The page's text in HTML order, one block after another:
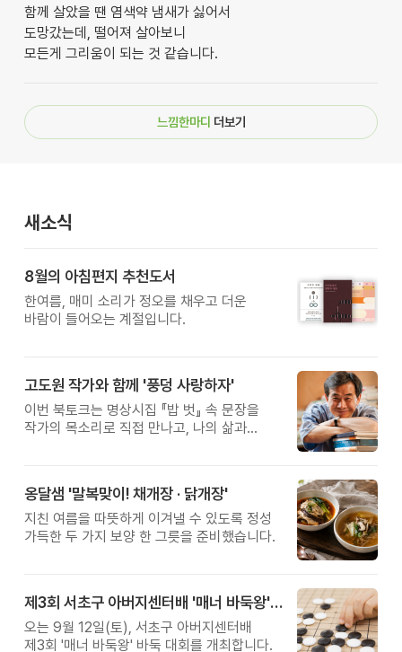
함께 살았을 땐 염색약 냄새가 싫어서
도망갔는데, 떨어져 살아보니
모든게 그리움이 되는 것 같습니다.
느낌한마디 더보기
새소식
8월의 아침편지 추천도서
한여름, 매미 소리가 정오를 채우고 더운
바람이 들어오는 계절입니다.
고도원 작가와 함께 '풍덩 사랑하자'
이번 북토크는 명상시집 『밥 벗』 속 문장을
작가의 목소리로 직접 만나고, 나의 삶과
옹달샘 '말복맞이! 채개장 · 닭개장'
지친 여름을 따뜻하게 이겨낼 수 있도록 정성
가득한 두 가지 보양 한 그릇을 준비했습니다.
제3회 서초구 아버지센터배 '매너 바둑왕' 대회
오는 9월 12일(토), 서초구 아버지센터배
제3회 '매너 바둑왕' 바둑 대회를 개최합니다.